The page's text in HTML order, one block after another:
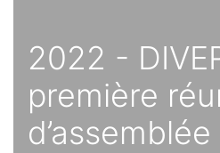
2022 -
première